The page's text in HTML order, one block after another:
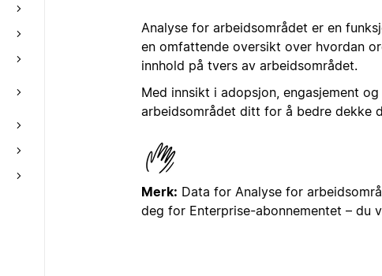
Analyse for arbeidsområdet er en
en omfattende oversikt over hvordan
innhold på tvers av arbeidsområdet.
Med innsikt i adopsjon, engasjement
arbeidsområdet ditt for å bedre dekke
Merk: Data for Analyse for
deg for Enterprise-abonnementet – du